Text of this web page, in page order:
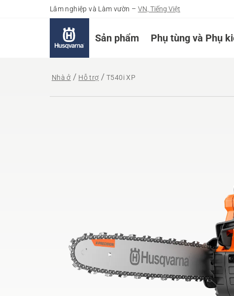
Lâm nghiệp và Làm vườn – VN, Tiếng Việt
Sản phẩm Phụ tùng và Phụ
Nhà ở Hỗ trợ T540i XP